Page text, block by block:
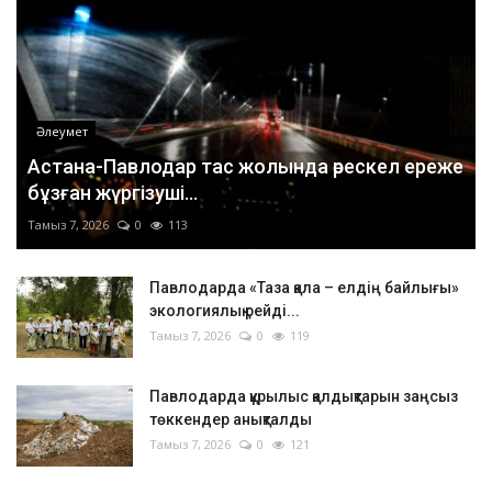
Әлеумет
Астана-Павлодар тас жолында өрескел ереже
бұзған жүргізуші...
Тамыз 7, 2026 0 113
Павлодарда «Таза қала – елдің байлығы»
экологиялық рейді...
Тамыз 7, 2026 0 119
Павлодарда құрылыс қалдықтарын заңсыз
төккендер анықталды
Тамыз 7, 2026 0 121